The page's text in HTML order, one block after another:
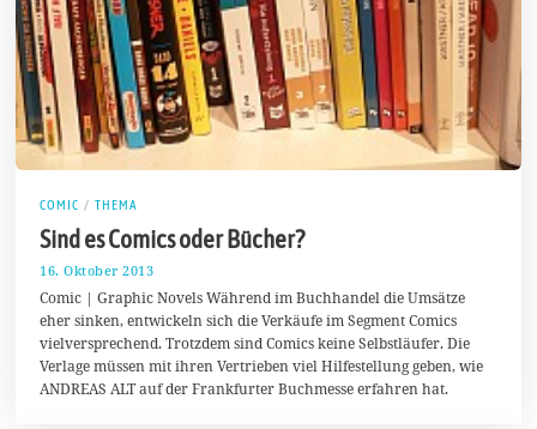
COMIC / THEMA
Sind es Comics oder Bücher?
16. Oktober 2013
.
D
e
z
m
Comic | Graphic Novels Während im Buchhandel die Umsätze
eher sinken, entwickeln sich die Verkäufe im Segment Comics
vielversprechend. Trotzdem sind Comics keine Selbstläufer. Die
Verlage müssen mit ihren Vertrieben viel Hilfestellung geben, wie
ANDREAS ALT auf der Frankfurter Buchmesse erfahren hat.